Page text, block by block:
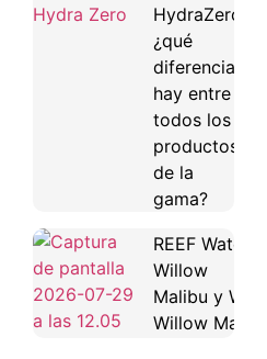
HydraZero:
¿qué
diferencias
hay entre
todos los
productos
de la
gama?
REEF Water
Willow
Malibu y Water
Willow Maya